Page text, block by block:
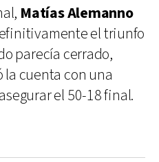
Matías Alemanno
el triunfo
parecía cerrado,
la cuenta con una
el 50-18 final.